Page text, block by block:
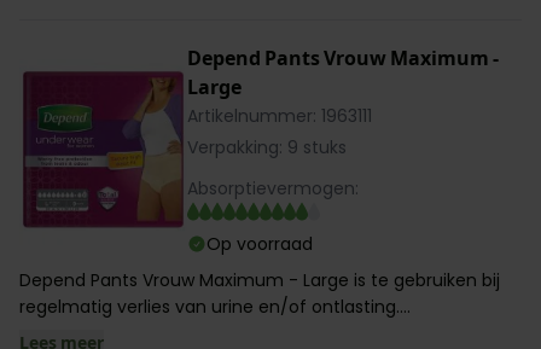
Depend Pants Vrouw Maximum -
Large
Artikelnummer: 1963111
Verpakking: 9 stuks
Absorptievermogen:
Op voorraad
Depend Pants Vrouw Maximum - Large is te gebruiken bij
regelmatig verlies van urine en/of ontlasting....
Lees meer